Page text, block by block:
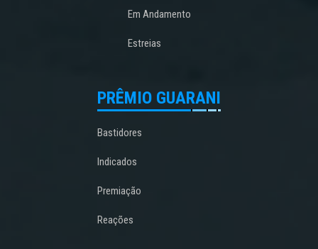
Em Andamento
Estreias
PRÊMIO GUARANI
Bastidores
Indicados
Premiação
Reações